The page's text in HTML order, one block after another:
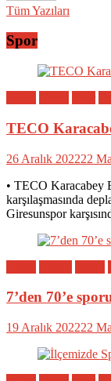
Tüm Yazıları
Spor
TECO
26 Aralık 202222
• TECO Karacabey
karşılaşmasında
Giresunspor
7’den 70’e
19 Aralık 202222